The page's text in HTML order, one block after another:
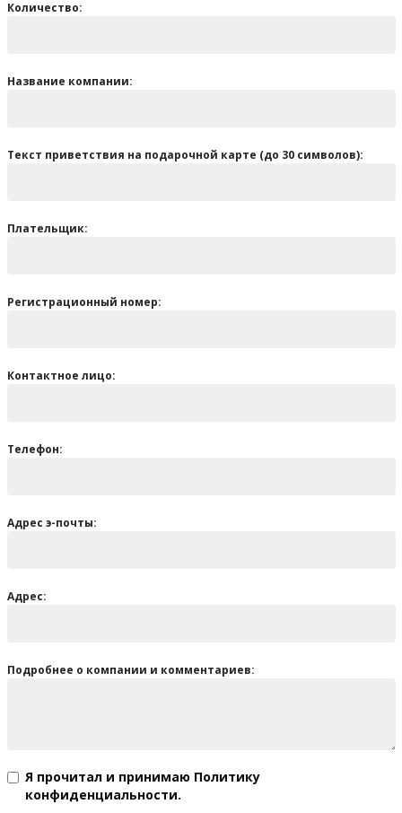
Количество:
Название компании:
Текст приветствия на подарочной карте (до 30 символов):
Плательщик:
Регистрационный номер:
Контактное лицо:
Телефон:
Адрес э-почты:
Адрес:
Подробнее о компании и комментариев:
Я прочитал и принимаю Политику
конфиденциальности.